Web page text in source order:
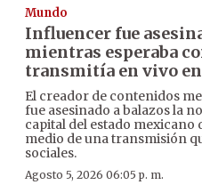
Mundo
Influencer fue
mientras esperaba
transmitía en vivo
El creador de contenidos
fue asesinado a balazos la
capital del estado mexicano
medio de una transmisión
sociales.
Agosto 5, 2026 06:05 p. m.